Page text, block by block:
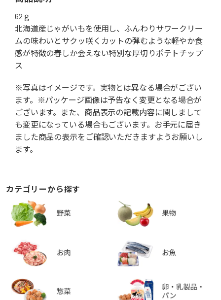
62ｇ
北海道産じゃがいもを使用し、ふんわりサワークリー
ムの味わいとサクッ咲くカットの弾むような軽やか食
感が特徴の春しか会えない特別な厚切りポテトチップ
ス
※写真はイメージです。実物とは異なる場合がござい
ます。※パッケージ画像は予告なく変更となる場合が
ございます。また、商品表示の記載内容に関しまして
も変更になっている場合もございます。お手元に届き
ました商品の表示をご確認いただきますようお願いし
ます。
カテゴリーから探す